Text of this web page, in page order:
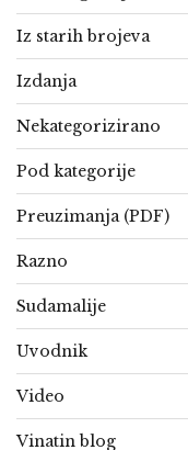
Iz starih brojeva
Izdanja
Nekategorizirano
Pod kategorije
Preuzimanja (PDF)
Razno
Sudamalije
Uvodnik
Video
Vinatin blog